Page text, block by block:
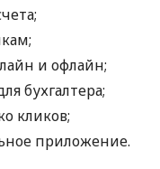
и офлайн;
бухгалтера;
кликов;
приложение.